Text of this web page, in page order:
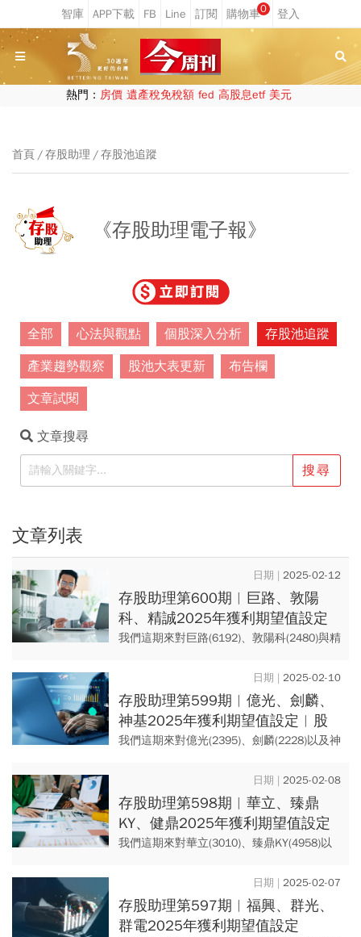
0
熱門： 房價 遺產稅免稅額 fed 高股息etf 美元
首頁 存股助理 存股池追蹤
《存股助理電子報》
全部 心法與觀點 個股深入分析
存股池追蹤
產業趨勢觀察
股池大表更新
布告欄
文章試閱
文章搜尋
搜尋
文章列表
2025-02-12
存股助理第600期︱巨路、敦陽
科、精誠2025年獲利期望值設定
我們這期來對巨路(6192)、敦陽科(2480)與精
2025-02-10
存股助理第599期︱億光、劍麟、
神基2025年獲利期望值設定︱股
池更新
我們這期來對億光(2395)、劍麟(2228)以及神
2025-02-08
存股助理第598期︱華立、臻鼎
KY、健鼎2025年獲利期望值設定
我們這期來對華立(3010)、臻鼎KY(4958)以
三檔都是台灣印刷電路板產業的要角。2025-02-07
存股助理第597期︱福興、群光、
群電2025年獲利期望值設定